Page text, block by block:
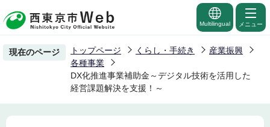
の
ー
先
頭
Multilingual メニュー
現在のページ トップページ くらし・手続き
産業振興
各種事業
DX化推進事業補助金～デジタル技術を活用した
経営課題解決を支援！～